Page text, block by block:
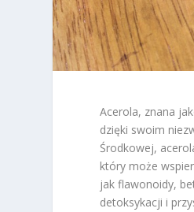
Acerola, znana
dzięki swoim
Środkowej,
który może
jak flawonoidy,
detoksykacji i